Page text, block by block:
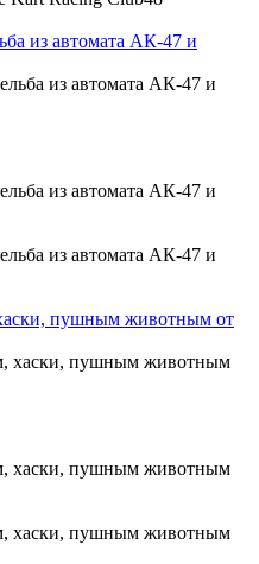
из автомата АК-47 и
пушным животным от